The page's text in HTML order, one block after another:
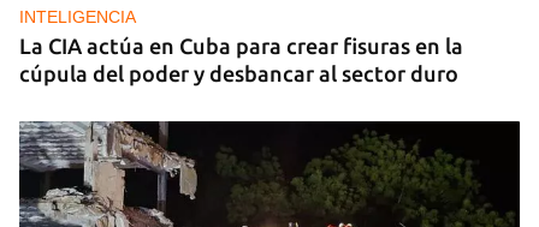
INTELIGENCIA
La CIA actúa en Cuba para crear fisuras en la
cúpula del poder y desbancar al sector duro